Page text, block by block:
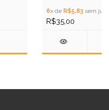
6x de R$5,83sem
R$35,00